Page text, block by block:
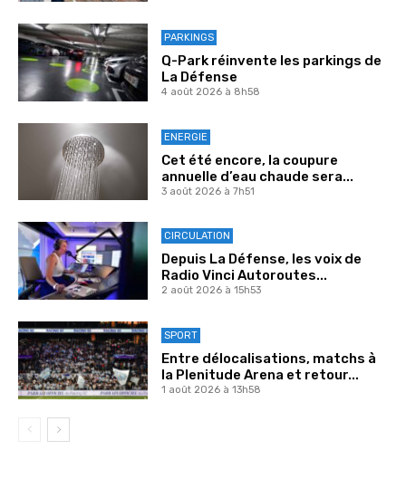
PARKINGS
Q-Park réinvente les parkings de
La Défense
4 août 2026 à 8h58
ENERGIE
Cet été encore, la coupure
annuelle d’eau chaude sera...
3 août 2026 à 7h51
CIRCULATION
Depuis La Défense, les voix de
Radio Vinci Autoroutes...
2 août 2026 à 15h53
SPORT
Entre délocalisations, matchs à
la Plenitude Arena et retour...
1 août 2026 à 13h58